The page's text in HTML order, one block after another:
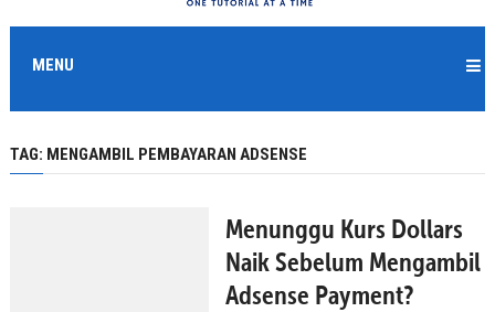
MENU
TAG: MENGAMBIL PEMBAYARAN ADSENSE
Menunggu Kurs Dollars
Naik Sebelum Mengambil
Adsense Payment?